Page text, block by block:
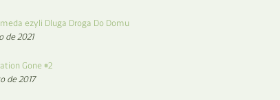
ezyli Dluga Droga Do Domu
de 2021
Gone #2
de 2017